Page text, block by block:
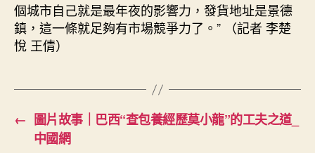
個城市自己就是最年夜的影響力，發貨地址是景德
鎮，這一條就足夠有市場競爭力了。” （記者 李楚
悅 王倩）
← 圖片故事｜巴西“查包養經歷莫小龍”的工夫之道_
中國網